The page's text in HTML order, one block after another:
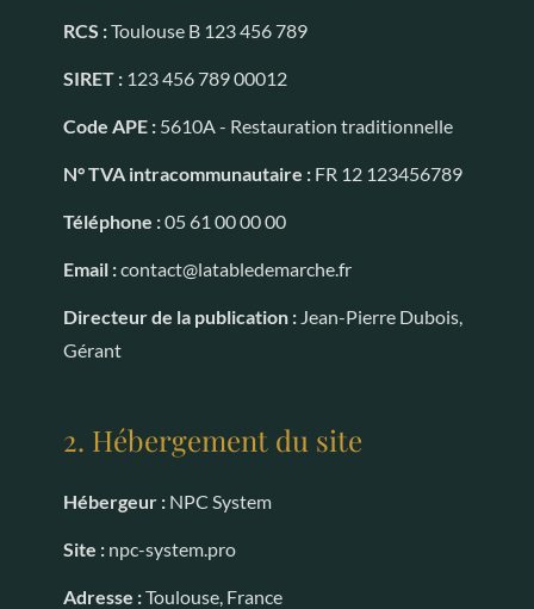
RCS :Toulouse B 123 456 789
SIRET :123 456 789 00012
Code APE :5610A - Restauration traditionnelle
N° TVA intracommunautaire :FR 12 123456789
Téléphone :05 61 00 00 00
Email :contact@latabledemarche.fr
Directeur de la publication :Jean-Pierre Dubois,
Gérant
2. Hébergement du site
Hébergeur :NPC System
Site :npc-system.pro
Adresse :Toulouse, France